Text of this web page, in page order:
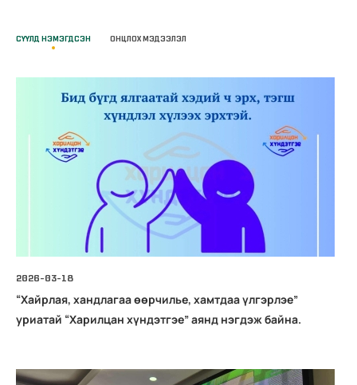
НЭРИЙН ДАНС ТООЦООЛОХ
АЖИЛЛАСАН ЖИЛИЙН НӨХӨН ТООЦООЛОЛТ
СҮҮЛД НЭМЭГДСЭН ОНЦЛОХ МЭДЭЭЛЭЛ
2026-03-18
“Хайрлая, хандлагаа өөрчилье, хамтдаа үлгэрлэе”
уриатай “Харилцан хүндэтгэе” аянд нэгдэж байна.